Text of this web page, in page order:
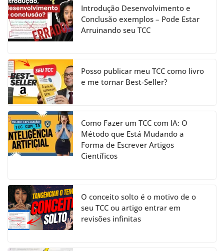
h
a
n
el
Introdução Desenvolvimento e
Conclusão exemplos – Pode Estar
Arruinando seu TCC
Posso publicar meu TCC como livro
e me tornar Best-Seller?
Como Fazer um TCC com IA: O
Método que Está Mudando a
Forma de Escrever Artigos
Científicos
O conceito solto é o motivo de o
seu TCC ou artigo entrar em
revisões infinitas